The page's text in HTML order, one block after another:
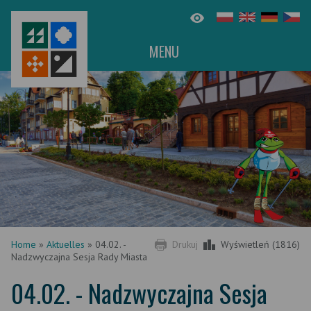
MENU
Drukuj Wyświetleń (1816)
Home » Aktuelles » 04.02. -
Nadzwyczajna Sesja Rady Miasta
04.02. - Nadzwyczajna Sesja